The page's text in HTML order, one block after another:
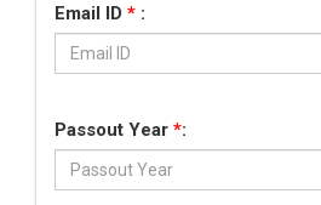
Email ID * :
Passout Year *: